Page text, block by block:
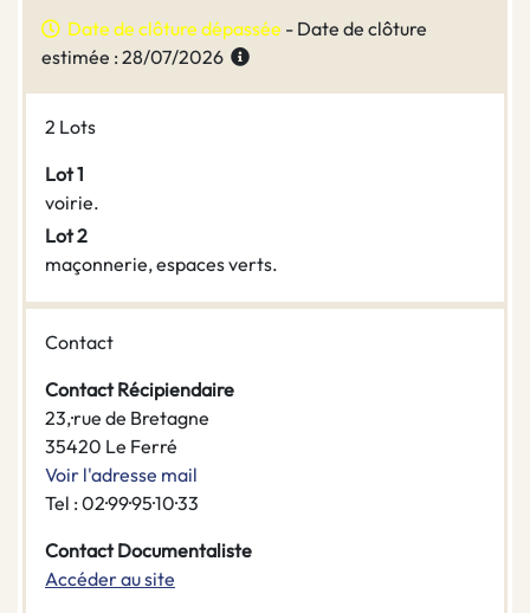
Date de clôture dépassée - Date de clôture
estimée : 28/07/2026
2 Lots
Lot 1
voirie.
Lot 2
maçonnerie, espaces verts.
Contact
Contact Récipiendaire
23,·rue de Bretagne
35420 Le Ferré
Voir l'adresse mail
Tel : 02·99·95·10·33
Contact Documentaliste
Accéder au site